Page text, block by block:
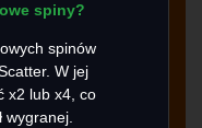
spiny?
spinów
W jej
x2 lub x4, co
wygranej.